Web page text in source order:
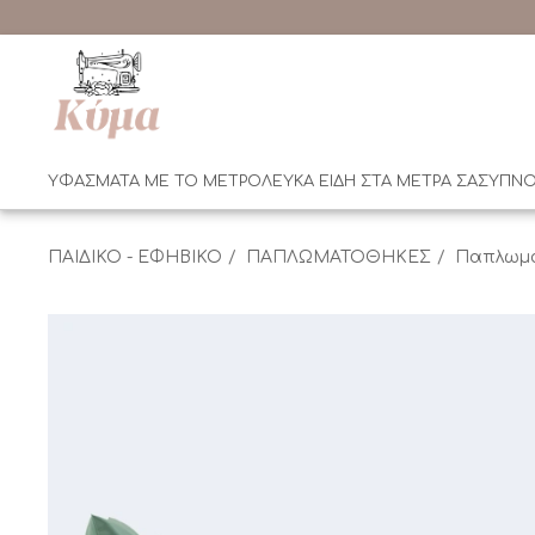
ΥΦΑΣΜΑΤΑ ΜΕ ΤΟ ΜΕΤΡΟΛΕΥΚΑ ΕΙΔΗ ΣΤΑ ΜΕΤΡΑ ΣΑΣ
ΠΑΙΔΙΚΟ - ΕΦΗΒΙΚΟ ΠΑΠΛΩΜΑΤΟΘΗΚΕΣ